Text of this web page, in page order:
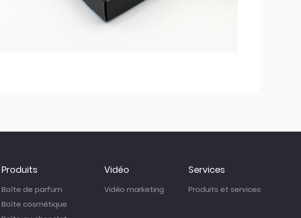
Produits
Boîte de parfum
Boîte cosmétique
Vidéo
Vidéo marketing
Services
Produits et services